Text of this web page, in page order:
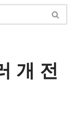
개 전